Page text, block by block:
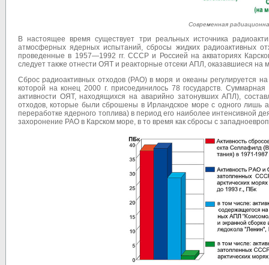
Современная
В настоящее время существует три реальных источника
атмосферных ядерных испытаний, сбросы жидких радиоактивных
проведенные в 1957—1992 гг. СССР и Россией на акваториях
следует также отнести ОЯТ и реакторные отсеки АПЛ, оказавшиеся на
Сброс радиоактивных отходов (РАО) в моря и океаны регулируется
которой на конец 2000 г. присоединилось 78 государств.
активности ОЯТ, находящихся на аварийно затонувших АПЛ),
отходов, которые были сброшены в Ирландское море с одного лишь
переработке ядерного топлива) в период его наиболее интенсивной
захоронение РАО в Карском море, в то время как сбросы с